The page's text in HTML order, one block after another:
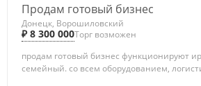
Продам готовый бизнес
Донецк, Ворошиловский
₽ 8 300 000Торг возможен
продам готовый бизнес функционируют
семейный. со всем оборудованием,